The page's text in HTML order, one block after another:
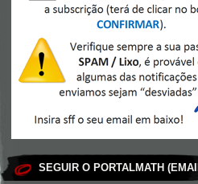
SEGUIR O PORTALMATH